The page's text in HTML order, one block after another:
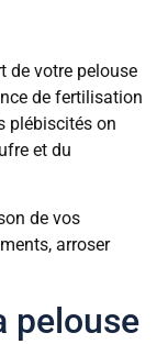
de votre pelouse
de fertilisation
plébiscités on
et du
de vos
arroser
pelouse